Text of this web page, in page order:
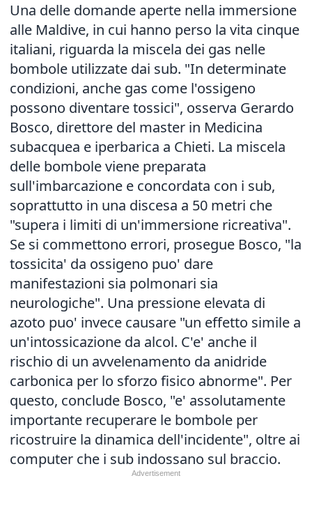
Una delle domande aperte nella immersione
alle Maldive, in cui hanno perso la vita cinque
italiani, riguarda la miscela dei gas nelle
bombole utilizzate dai sub. "In determinate
condizioni, anche gas come l'ossigeno
possono diventare tossici", osserva Gerardo
Bosco, direttore del master in Medicina
subacquea e iperbarica a Chieti. La miscela
delle bombole viene preparata
sull'imbarcazione e concordata con i sub,
soprattutto in una discesa a 50 metri che
"supera i limiti di un'immersione ricreativa".
Se si commettono errori, prosegue Bosco, "la
tossicita' da ossigeno puo' dare
manifestazioni sia polmonari sia
neurologiche". Una pressione elevata di
azoto puo' invece causare "un effetto simile a
un'intossicazione da alcol. C'e' anche il
rischio di un avvelenamento da anidride
carbonica per lo sforzo fisico abnorme". Per
questo, conclude Bosco, "e' assolutamente
importante recuperare le bombole per
ricostruire la dinamica dell'incidente", oltre ai
computer che i sub indossano sul braccio.